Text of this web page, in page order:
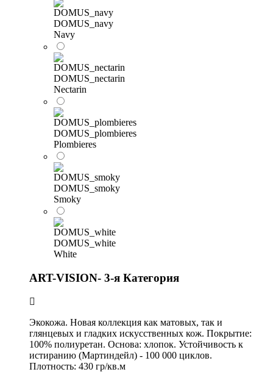
DOMUS_navy
Navy
DOMUS_nectarin
Nectarin
DOMUS_plombieres
Plombieres
DOMUS_smoky
Smoky
DOMUS_white
White
ART-VISION- 3-я Категория
Экокожа. Новая коллекция как матовых, так и
глянцевых и гладких искусственных кож. Покрытие:
100% полиуретан. Основа: хлопок. Устойчивость к
истиранию (Мартиндейл) - 100 000 циклов.
Плотность: 430 гр/кв.м